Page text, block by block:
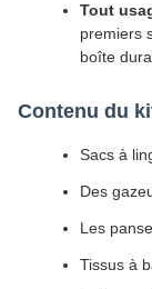
Tout
premiers
boîte
Contenu du
Sacs à
Des
Les
Tissus à